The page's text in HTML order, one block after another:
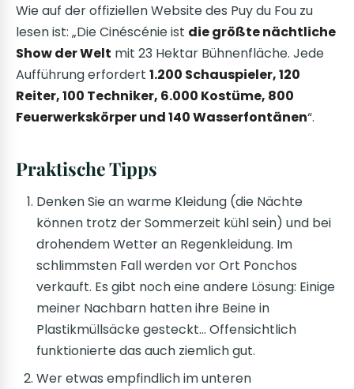
Wie auf der offiziellen Website des Puy du Fou zu
lesen ist: „Die Cinéscénie ist die größte nächtliche
Show der Welt mit 23 Hektar Bühnenfläche. Jede
Aufführung erfordert 1.200 Schauspieler, 120
Reiter, 100 Techniker, 6.000 Kostüme, 800
Feuerwerkskörper und 140 Wasserfontänen“.
Praktische Tipps
Denken Sie an warme Kleidung (die Nächte
können trotz der Sommerzeit kühl sein) und bei
drohendem Wetter an Regenkleidung. Im
schlimmsten Fall werden vor Ort Ponchos
verkauft. Es gibt noch eine andere Lösung: Einige
meiner Nachbarn hatten ihre Beine in
Plastikmüllsäcke gesteckt… Offensichtlich
funktionierte das auch ziemlich gut.
Wer etwas empfindlich im unteren